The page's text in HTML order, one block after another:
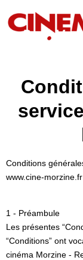
Conditions
www.cine-morzine.fr
1 - Préambule
Les présentes
“Conditions” ont
cinéma Morzine -